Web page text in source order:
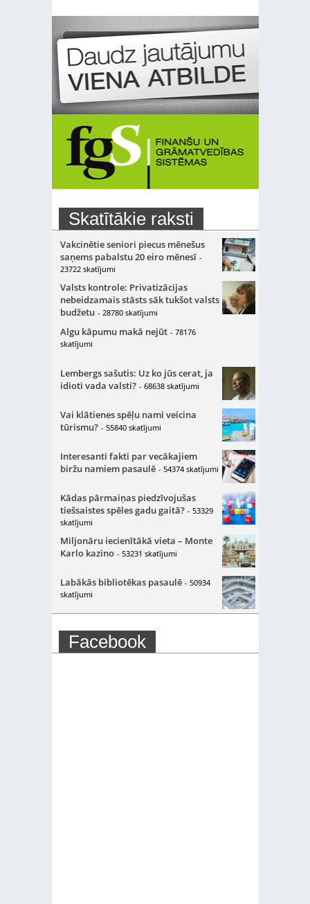
Skatītākie raksti
Vakcinētie seniori piecus mēnešus
saņems pabalstu 20 eiro mēnesī -
23722 skatījumi
Valsts kontrole: Privatizācijas
nebeidzamais stāsts sāk tukšot valsts
budžetu - 28780 skatījumi
Algu kāpumu makā nejūt - 78176
skatījumi
Lembergs sašutis: Uz ko jūs cerat, ja
idioti vada valsti? - 68638 skatījumi
Vai klātienes spēļu nami veicina
tūrismu? - 55840 skatījumi
Interesanti fakti par vecākajiem
biržu namiem pasaulē - 54374 skatījumi
Kādas pārmaiņas piedzīvojušas
tiešsaistes spēles gadu gaitā? - 53329
skatījumi
Miljonāru iecienītākā vieta – Monte
Karlo kazino - 53231 skatījumi
Labākās bibliotēkas pasaulē - 50934
skatījumi
Facebook